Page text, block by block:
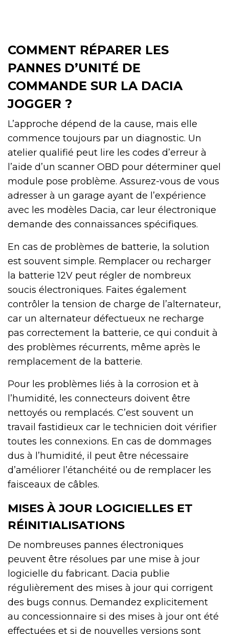
COMMENT RÉPARER LES
PANNES D’UNITÉ DE
COMMANDE SUR LA DACIA
JOGGER ?
L’approche dépend de la cause, mais elle
commence toujours par un diagnostic. Un
atelier qualifié peut lire les codes d’erreur à
l’aide d’un scanner OBD pour déterminer quel
module pose problème. Assurez-vous de vous
adresser à un garage ayant de l’expérience
avec les modèles Dacia, car leur électronique
demande des connaissances spécifiques.
En cas de problèmes de batterie, la solution
est souvent simple. Remplacer ou recharger
la batterie 12V peut régler de nombreux
soucis électroniques. Faites également
contrôler la tension de charge de l’alternateur,
car un alternateur défectueux ne recharge
pas correctement la batterie, ce qui conduit à
des problèmes récurrents, même après le
remplacement de la batterie.
Pour les problèmes liés à la corrosion et à
l’humidité, les connecteurs doivent être
nettoyés ou remplacés. C’est souvent un
travail fastidieux car le technicien doit vérifier
toutes les connexions. En cas de dommages
dus à l’humidité, il peut être nécessaire
d’améliorer l’étanchéité ou de remplacer les
faisceaux de câbles.
MISES À JOUR LOGICIELLES ET
RÉINITIALISATIONS
De nombreuses pannes électroniques
peuvent être résolues par une mise à jour
logicielle du fabricant. Dacia publie
régulièrement des mises à jour qui corrigent
des bugs connus. Demandez explicitement
au concessionnaire si des mises à jour ont été
effectuées et si de nouvelles versions sont